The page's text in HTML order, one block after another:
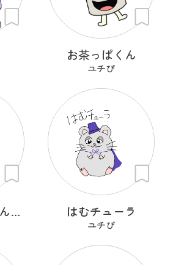
お茶っぱくん
ユチぴ
けん玉のケンくんとタマちゃん はむチューラ
ユチぴ